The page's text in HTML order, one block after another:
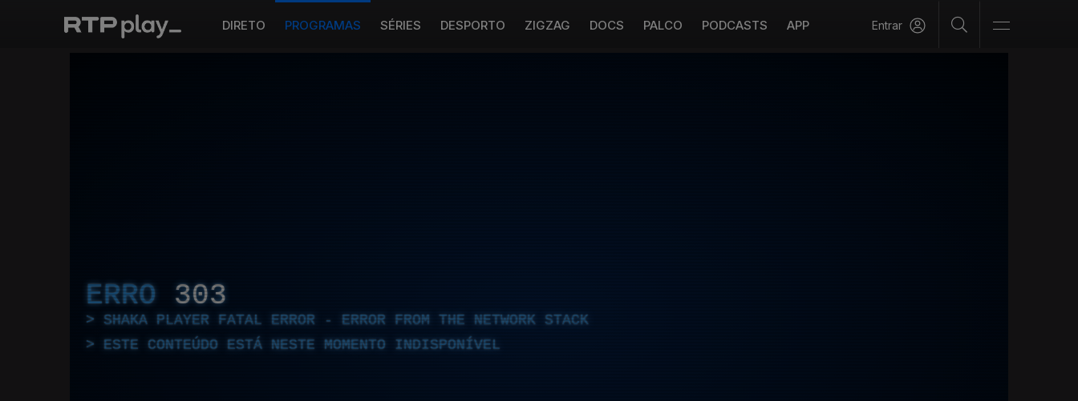
DIRETO PROGRAMAS SÉRIES DESPORTO ZIGZAG DOCS PALCO PODCASTS APP Entrar
ERRO 303
SHAKA PLAYER FATAL ERROR - ERROR FROM THE NETWORK STACK
ESTE CONTEÚDO ESTÁ NESTE MOMENTO INDISPONÍVEL